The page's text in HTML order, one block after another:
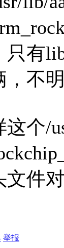
只有
，不
这个/
文件
举报